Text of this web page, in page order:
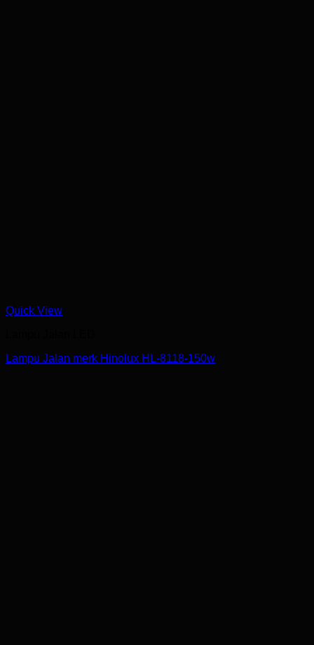
Quick View
Lampu Jalan merk Hinolux HL-8118-150w